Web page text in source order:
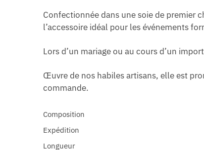
Confectionnée dans une soie de premier
l’accessoire idéal pour les événements
Lors d’un mariage ou au cours d’un
Œuvre de nos habiles artisans, elle est
commande.
Composition
Expédition
Longueur